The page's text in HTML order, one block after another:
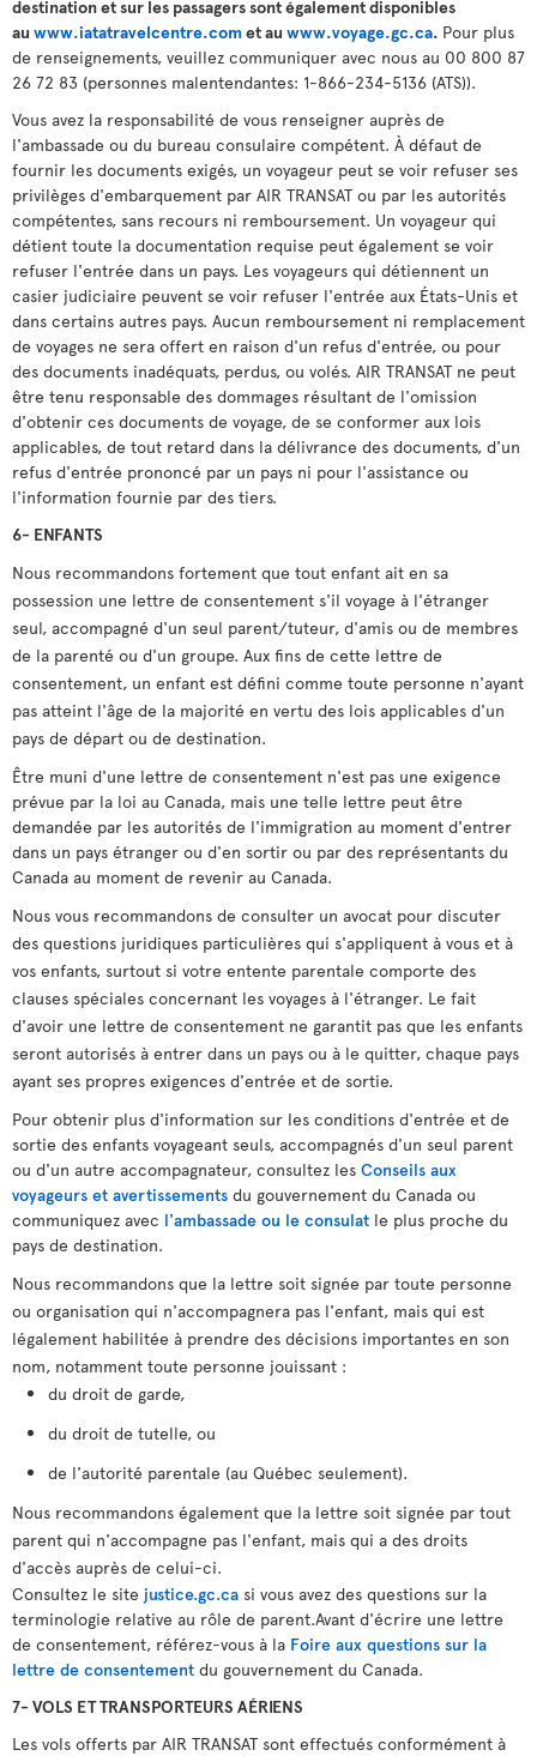
destination et sur les passagers sont également disponibles
au www.iatatravelcentre.comet au www.voyage.gc.ca. Pour plus
de renseignements, veuillez communiquer avec nous au 00 800 87
26 72 83 (personnes malentendantes: 1-866-234-5136 (ATS)).
Vous avez la responsabilité de vous renseigner auprès de
l'ambassade ou du bureau consulaire compétent. À défaut de
fournir les documents exigés, un voyageur peut se voir refuser ses
privilèges d'embarquement par AIR TRANSAT ou par les autorités
compétentes, sans recours ni remboursement. Un voyageur qui
détient toute la documentation requise peut également se voir
refuser l'entrée dans un pays. Les voyageurs qui détiennent un
casier judiciaire peuvent se voir refuser l'entrée aux États-Unis et
dans certains autres pays. Aucun remboursement ni remplacement
de voyages ne sera offert en raison d'un refus d'entrée, ou pour
des documents inadéquats, perdus, ou volés. AIR TRANSAT ne peut
être tenu responsable des dommages résultant de l'omission
d'obtenir ces documents de voyage, de se conformer aux lois
applicables, de tout retard dans la délivrance des documents, d'un
refus d'entrée prononcé par un pays ni pour l'assistance ou
l'information fournie par des tiers.
6- ENFANTS
Nous recommandons fortement que tout enfant ait en sa
possession une lettre de consentement s'il voyage à l'étranger
seul, accompagné d'un seul parent/tuteur, d'amis ou de membres
de la parenté ou d'un groupe. Aux fins de cette lettre de
consentement, un enfant est défini comme toute personne n'ayant
pas atteint l'âge de la majorité en vertu des lois applicables d'un
pays de départ ou de destination.
Être muni d'une lettre de consentement n'est pas une exigence
prévue par la loi au Canada, mais une telle lettre peut être
demandée par les autorités de l'immigration au moment d'entrer
dans un pays étranger ou d'en sortir ou par des représentants du
Canada au moment de revenir au Canada.
Nous vous recommandons de consulter un avocat pour discuter
des questions juridiques particulières qui s'appliquent à vous et à
vos enfants, surtout si votre entente parentale comporte des
clauses spéciales concernant les voyages à l'étranger. Le fait
d'avoir une lettre de consentement ne garantit pas que les enfants
seront autorisés à entrer dans un pays ou à le quitter, chaque pays
ayant ses propres exigences d'entrée et de sortie.
Pour obtenir plus d'information sur les conditions d'entrée et de
sortie des enfants voyageant seuls, accompagnés d'un seul parent
ou d'un autre accompagnateur, consultez les Conseils aux
voyageurs et avertissements du gouvernement du Canada ou
communiquez avec l'ambassade ou le consulat le plus proche du
pays de destination.
Nous recommandons que la lettre soit signée par toute personne
ou organisation qui n'accompagnera pas l'enfant, mais qui est
légalement habilitée à prendre des décisions importantes en son
nom, notamment toute personne jouissant :
du droit de garde,
du droit de tutelle, ou
de l'autorité parentale (au Québec seulement).
Nous recommandons également que la lettre soit signée par tout
parent qui n'accompagne pas l'enfant, mais qui a des droits
d'accès auprès de celui-ci.
Consultez le site justice.gc.ca si vous avez des questions sur la
terminologie relative au rôle de parent.Avant d'écrire une lettre
de consentement, référez-vous à la Foire aux questions sur la
lettre de consentement du gouvernement du Canada.
7- VOLS ET TRANSPORTEURS AÉRIENS
Les vols offerts par AIR TRANSAT sont effectués conformément à